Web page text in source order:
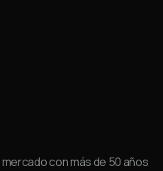
con más de 50 años